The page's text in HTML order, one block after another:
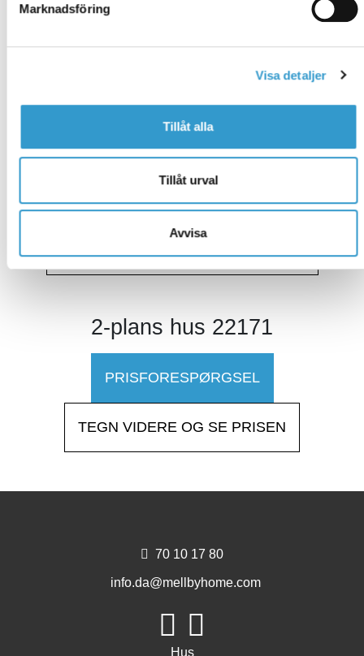
Marknadsföring
Visa detaljer
Tillåt alla
Tillåt urval
Avvisa
materialer fra førende leverandører. Med
vinduer og døre monteret i vægmodulerne,
er det let og hurtigt at bygge. Her kan du
læse om, hvad der indgår og hvilke tilvalg
du kan gøre. Kontakt os, hvis du har nogle
spørgsmål.
LÄS MER OM INGÅENDE MATERIAL
2-plans hus 22171
PRISFORESPØRGSEL
TEGN VIDERE OG SE PRISEN
70 10 17 80
info.da@mellbyhome.com
Hus